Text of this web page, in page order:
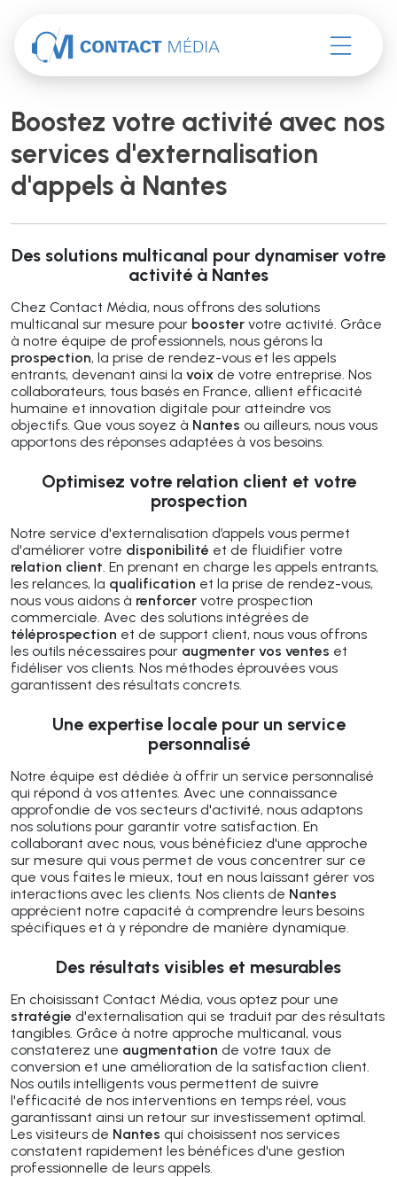
Accéder au contenu
Boostez votre activité avec nos
services d'externalisation
d'appels à Nantes
Des solutions multicanal pour dynamiser votre
activité à Nantes
Chez Contact Média, nous offrons des solutions
multicanal sur mesure pour booster votre activité. Grâce
à notre équipe de professionnels, nous gérons la
prospection, la prise de rendez-vous et les appels
entrants, devenant ainsi la voix de votre entreprise. Nos
collaborateurs, tous basés en France, allient efficacité
humaine et innovation digitale pour atteindre vos
objectifs. Que vous soyez à Nantes ou ailleurs, nous vous
apportons des réponses adaptées à vos besoins.
Optimisez votre relation client et votre
prospection
Notre service d'externalisation d’appels vous permet
d'améliorer votre disponibilité et de fluidifier votre
relation client. En prenant en charge les appels entrants,
les relances, la qualification et la prise de rendez-vous,
nous vous aidons à renforcer votre prospection
commerciale. Avec des solutions intégrées de
téléprospection et de support client, nous vous offrons
les outils nécessaires pour augmenter vos ventes et
fidéliser vos clients. Nos méthodes éprouvées vous
garantissent des résultats concrets.
Une expertise locale pour un service
personnalisé
Notre équipe est dédiée à offrir un service personnalisé
qui répond à vos attentes. Avec une connaissance
approfondie de vos secteurs d'activité, nous adaptons
nos solutions pour garantir votre satisfaction. En
collaborant avec nous, vous bénéficiez d'une approche
sur mesure qui vous permet de vous concentrer sur ce
que vous faites le mieux, tout en nous laissant gérer vos
interactions avec les clients. Nos clients de Nantes
apprécient notre capacité à comprendre leurs besoins
spécifiques et à y répondre de manière dynamique.
Des résultats visibles et mesurables
En choisissant Contact Média, vous optez pour une
stratégie d'externalisation qui se traduit par des résultats
tangibles. Grâce à notre approche multicanal, vous
constaterez une augmentation de votre taux de
conversion et une amélioration de la satisfaction client.
Nos outils intelligents vous permettent de suivre
l'efficacité de nos interventions en temps réel, vous
garantissant ainsi un retour sur investissement optimal.
Les visiteurs de Nantes qui choisissent nos services
constatent rapidement les bénéfices d'une gestion
professionnelle de leurs appels.